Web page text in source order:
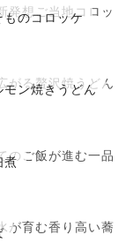
ものコロッケ
発想ご当地コロッ
モン焼きうどん
がる贅沢焼うどん
煮
のご飯が進む一品
が育む香り高い蕎